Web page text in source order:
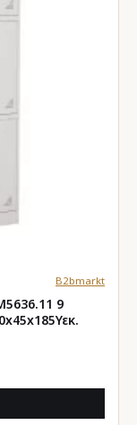
B2bmarkt
9